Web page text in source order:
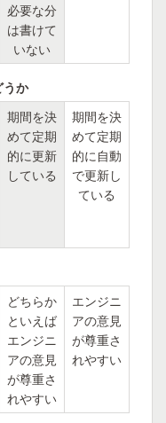
必要な分
は書けて
いない
うか
期間を決
めて定期
的に更新
している
期間を決
めて定期
的に自動
で更新し
ている
どちらか
といえば
エンジニ
アの意見
が尊重さ
れやすい
エンジニ
アの意見
が尊重さ
れやすい